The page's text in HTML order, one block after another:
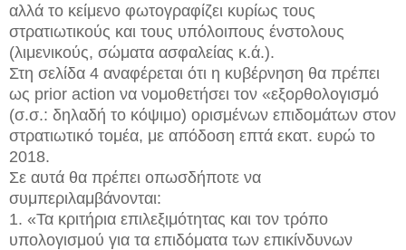
αλλά το κείμενο φωτογραφίζει κυρίως τους
στρατιωτικούς και τους υπόλοιπους ένστολους
(λιμενικούς, σώματα ασφαλείας κ.ά.).
Στη σελίδα 4 αναφέρεται ότι η κυβέρνηση θα πρέπει
ως prior action να νομοθετήσει τον «εξορθολογισμό
(σ.σ.: δηλαδή το κόψιμο) ορισμένων επιδομάτων στον
στρατιωτικό τομέα, με απόδοση επτά εκατ. ευρώ το
2018.
Σε αυτά θα πρέπει οπωσδήποτε να
συμπεριλαμβάνονται:
1. «Τα κριτήρια επιλεξιμότητας και τον τρόπο
υπολογισμού για τα επιδόματα των επικίνδυνων